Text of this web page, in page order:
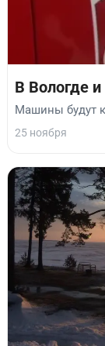
В Вологде
Машины будут
25 ноября